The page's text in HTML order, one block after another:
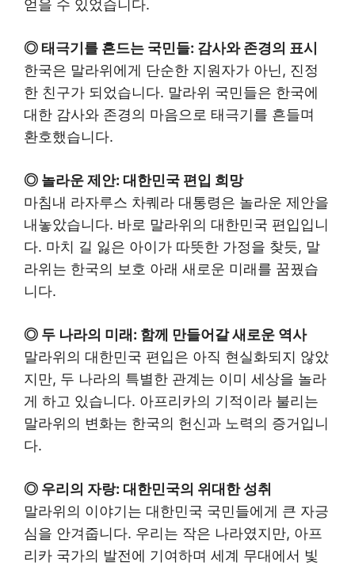
얻을 수 있었습니다.
◎ 태극기를 흔드는 국민들: 감사와 존경의 표시
한국은 말라위에게 단순한 지원자가 아닌, 진정
한 친구가 되었습니다. 말라위 국민들은 한국에
대한 감사와 존경의 마음으로 태극기를 흔들며
환호했습니다.
◎ 놀라운 제안: 대한민국 편입 희망
마침내 라자루스 차퀘라 대통령은 놀라운 제안을
내놓았습니다. 바로 말라위의 대한민국 편입입니
다. 마치 길 잃은 아이가 따뜻한 가정을 찾듯, 말
라위는 한국의 보호 아래 새로운 미래를 꿈꿨습
니다.
◎ 두 나라의 미래: 함께 만들어갈 새로운 역사
말라위의 대한민국 편입은 아직 현실화되지 않았
지만, 두 나라의 특별한 관계는 이미 세상을 놀라
게 하고 있습니다. 아프리카의 기적이라 불리는
말라위의 변화는 한국의 헌신과 노력의 증거입니
다.
◎ 우리의 자랑: 대한민국의 위대한 성취
말라위의 이야기는 대한민국 국민들에게 큰 자긍
심을 안겨줍니다. 우리는 작은 나라였지만, 아프
리카 국가의 발전에 기여하며 세계 무대에서 빛